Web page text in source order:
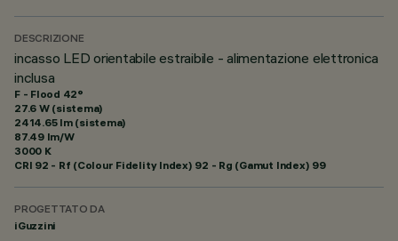
DESCRIZIONE
incasso LED orientabile estraibile - alimentazione elettronica
inclusa
F - Flood 42°
27.6 W (sistema)
2414.65 lm (sistema)
87.49 lm/W
3000 K
CRI 92 - Rf (Colour Fidelity Index) 92 - Rg (Gamut Index) 99
PROGETTATO DA
iGuzzini